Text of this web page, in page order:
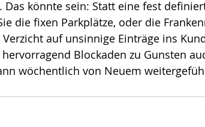
Krise
Glück Mut
könnte sein: Statt eine fest
die fixen Parkplätze, oder die
auf unsinnige Einträge ins
Blockaden zu Gunsten
wöchentlich von Neuem